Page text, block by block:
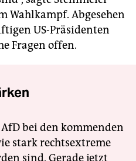
Wahlkampf. Abgesehen
US-Präsidenten
Fragen offen.
bei den kommenden
stark rechtsextreme
sind. Gerade jetzt